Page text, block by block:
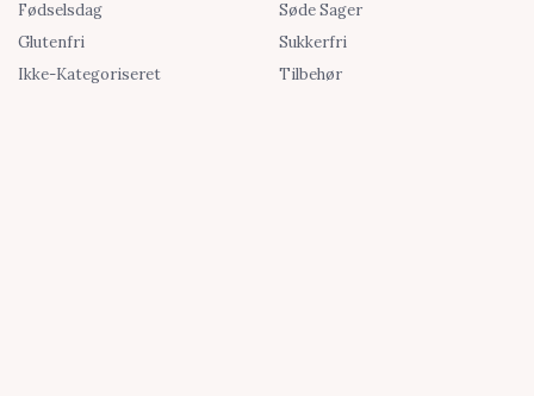
Fødselsdag
Glutenfri
Ikke-Kategoriseret
Søde Sager
Sukkerfri
Tilbehør